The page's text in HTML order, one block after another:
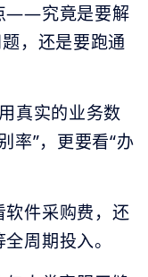
——究竟是要解
，还是要跑通
真实的业务数
率”，更要看“办
件采购费，还
周期投入。